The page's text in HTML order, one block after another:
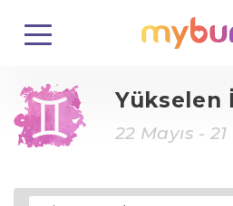
Yükselen
22 Mayıs -